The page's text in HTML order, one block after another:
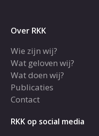
Over RKK
Wie zijn wij?
Wat geloven wij?
Wat doen wij?
Publicaties
Contact
RKK op social media